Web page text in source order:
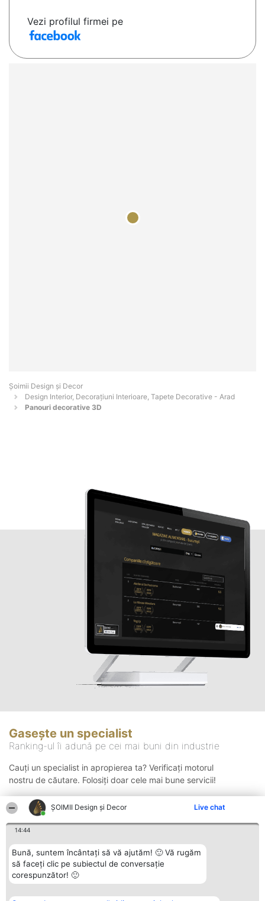
ȘOIMII Design și Decor Live chat
14:44
Bună, suntem încântați să vă ajutăm! 🙂 Vă rugăm
să faceți clic pe subiectul de conversație
corespunzător! 🙂
Vezi profilul firmei pe
Șoimii Design și Decor
Design Interior, Decorațiuni Interioare, Tapete Decorative - Arad
Panouri decorative 3D
Gasește un specialist
Ranking-ul îi adună pe cei mai buni din industrie
Cauți un specialist in apropierea ta? Verificați motorul
nostru de căutare. Folosiți doar cele mai bune servicii!